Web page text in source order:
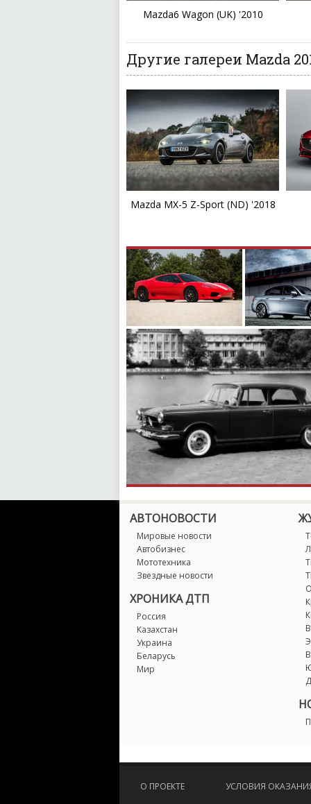
Mazda6 Wagon (UK) '2010
Другие галереи Mazda
Mazda MX-5 Z-Sport (ND) '2018
АВТОНОВОСТИ
Мировые новости
Автобизнес
Мототехника
Звездные новости
ХРОНИКА ДТП
Россия
Казахстан
Украина
Беларусь
Мир
О ПРОЕКТЕ УСЛОВИЯ